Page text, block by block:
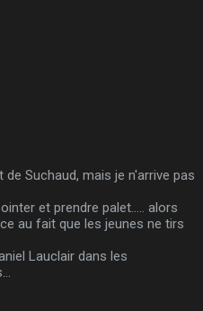
Suchaud, mais je n'arrive pas
et prendre palet..... alors
au fait que les jeunes ne tirs
Lauclair dans les